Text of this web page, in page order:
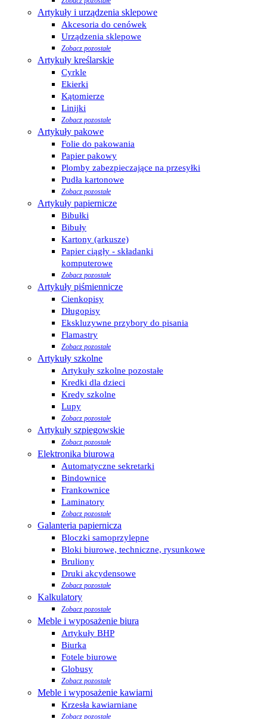
Artykuły i urządzenia sklepowe
Akcesoria do cenówek
Urządzenia sklepowe
Zobacz pozostałe
Artykuły kreślarskie
Cyrkle
Ekierki
Kątomierze
Linijki
Zobacz pozostałe
Artykuły pakowe
Folie do pakowania
Papier pakowy
Plomby zabezpieczające na przesyłki
Pudła kartonowe
Zobacz pozostałe
Artykuły papiernicze
Bibułki
Bibuły
Kartony (arkusze)
Papier ciągły - składanki
komputerowe
Zobacz pozostałe
Artykuły piśmiennicze
Cienkopisy
Długopisy
Ekskluzywne przybory do pisania
Flamastry
Zobacz pozostałe
Artykuły szkolne
Artykuły szkolne pozostałe
Kredki dla dzieci
Kredy szkolne
Lupy
Zobacz pozostałe
Artykuły szpiegowskie
Zobacz pozostałe
Elektronika biurowa
Automatyczne sekretarki
Bindownice
Frankownice
Laminatory
Zobacz pozostałe
Galanteria papiernicza
Bloczki samoprzylepne
Bloki biurowe, techniczne, rysunkowe
Bruliony
Druki akcydensowe
Zobacz pozostałe
Kalkulatory
Zobacz pozostałe
Meble i wyposażenie biura
Artykuły BHP
Biurka
Fotele biurowe
Globusy
Zobacz pozostałe
Meble i wyposażenie kawiarni
Krzesła kawiarniane
Zobacz pozostałe